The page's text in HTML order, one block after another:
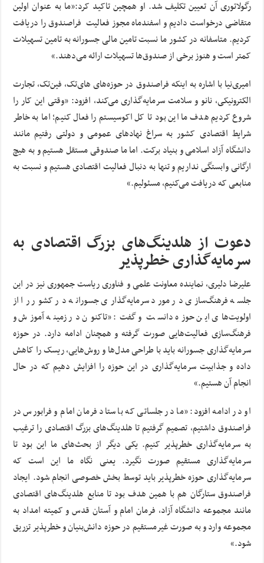
رگولاتوری آن تعیین تکلیف شد. او همچین تاکید کرد:«ما به عنوان اولین
متقاضی درخواست دادیم و اسفندماه مجوز فعالیت فراصندوق را دریافت
کردیم. متاسفانه در کشور ما نسبت تامین مالی جسورانه به تامین تسهیلات
کمتر است و هنوز برخی از صندوق‌ها تسهیلات ارائه می‌دهند.»
امیری‌نیا با اشاره به اینکه فراصندوق در حوزه‌های های‌تک، فین‌تک، تجارت
الکترونیکی، نانو و سلامت سرمایه‌گذاری می‌کند، افزود: «وقتی این کار را
شروع کردیم هدف ما این بود تا کل اکوسیستم را فعال کنیم؛ اما به خاطر
شرایط اقتصادی کشور به سراغ نهادهای عمومی و دولتی رفتیم مانند
دانشگاه آزاد اسلامی و بنیاد برکت. اما ما صندوقی مستقل هستیم و به هیچ
ارگانی وابستگی نداریم و تنها به دنبال فعالیت اقتصادی هستیم و نسبت به
منابعی که دریافت می‌کنیم، مسئولیم.»
دعوت از هلدینگ‌های بزرگ اقتصادی به
سرمایه‌گذاری خطرپذیر
علیرضا دلیری، نماینده معاونت علمی و فناوری ریاست جمهوری نیز در این
جلسه فرهنگ‌سازی در مورد سرمایه‌گذاری جسورانه در کشور را از
اولویت‌های این حوزه دانست و گفت: «تاکنون در زمینه آموزش و
فرهنگ‌سازی فعالیت‌هایی صورت گرفته و همچنان ادامه دارد. در حوزه
سرمایه‌گذاری جسورانه باید با طراحی مدل‌ها و روش‌هایی، ریسک‌ را کاهش
داده و جذابیت سرمایه‌گذاری در این حوزه را افزایش دهیم که در حال
انجام آن هستیم.»
او در ادامه افزود: «ما در جلساتی که با ستاد فرمان امام و فرابورس در
فراصندوق داشتیم، تصمیم گرفتیم تا هلدینگ‌های بزرگ اقتصادی را ترغیب
به سرمایه‌گذاری خطرپذیر کنیم. یکی دیگر از بحث‌های ما این بود تا
سرمایه‌گذاری مستقیم صورت نگیرد. یعنی نگاه ما این است که
سرمایه‌گذاری حوزه خطرپذیر باید توسط بخش خصوصی انجام شود. ایجاد
فراصندوق ستارگان هم با همین هدف بود تا منابع هلدینگ‌های اقتصادی
مانند مجموعه دانشگاه آزاد، فرمان امام و آستان قدس و کمیته امداد به
مجموعه وارد و به صورت غیرمستقیم در حوزه دانش‌بنیان و خطرپذیر تزریق
شود.»